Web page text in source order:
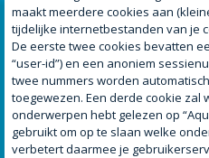
maakt meerdere cookies aan
tijdelijke internetbestanden van je
De eerste twee cookies bevatten
“user-id”) en een anoniem
twee nummers worden
toegewezen. Een derde cookie zal
onderwerpen hebt gelezen op
gebruikt om op te slaan welke
verbetert daarmee je